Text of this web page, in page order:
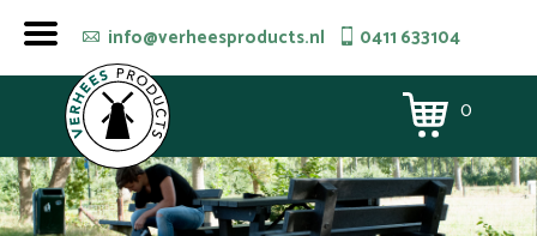
info@verheesproducts.nl 0411 633104
0